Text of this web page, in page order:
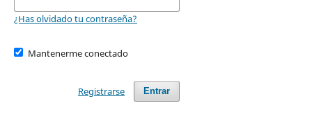
¿Has olvidado tu contraseña?
Mantenerme conectado
Entrar
Registrarse